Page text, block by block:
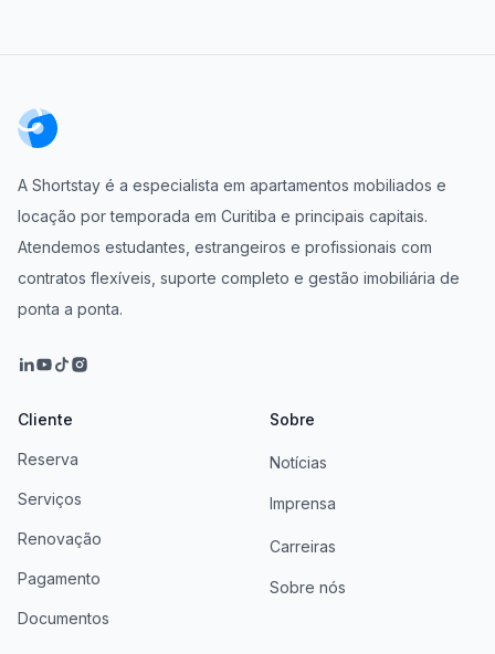
A Shortstay é a especialista em apartamentos mobiliados e
locação por temporada em Curitiba e principais capitais.
Atendemos estudantes, estrangeiros e profissionais com
contratos flexíveis, suporte completo e gestão imobiliária de
ponta a ponta.
Cliente
Reserva
Serviços
Renovação
Pagamento
Documentos
Sobre
Notícias
Imprensa
Carreiras
Sobre nós